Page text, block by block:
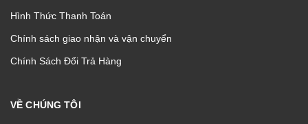
Hình Thức Thanh Toán
Chính sách giao nhận và vận chuyển
Chính Sách Đổi Trả Hàng
VỀ CHÚNG TÔI